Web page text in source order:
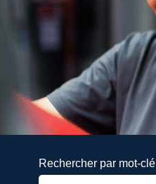
Rechercher par mot-clé